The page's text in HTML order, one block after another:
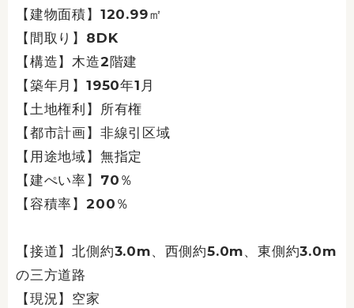
【建物面積】120.99㎡
【間取り】8DK
【構造】木造2階建
【築年月】1950年1月
【土地権利】所有権
【都市計画】非線引区域
【用途地域】無指定
【建ぺい率】70％
【容積率】200％
【接道】北側約3.0m、西側約5.0m、東側約3.0m
の三方道路
【現況】空家